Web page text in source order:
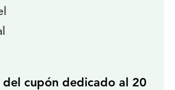
del cupón dedicado al 20